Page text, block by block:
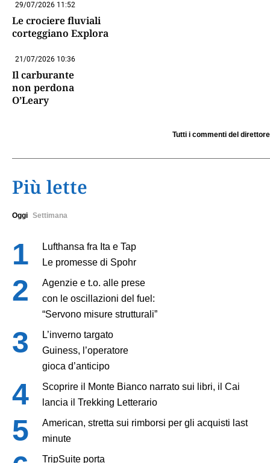
29/07/2026 11:52
Le crociere fluviali
corteggiano Explora
21/07/2026 10:36
Il carburante
non perdona
O’Leary
Tutti i commenti del direttore
Più lette
Oggi Settimana
Lufthansa fra Ita e Tap
Le promesse di Spohr
Agenzie e t.o. alle prese
con le oscillazioni del fuel:
“Servono misure strutturali”
L’inverno targato
Guiness, l’operatore
gioca d’anticipo
Scoprire il Monte Bianco narrato sui libri, il Cai
lancia il Trekking Letterario
American, stretta sui rimborsi per gli acquisti last
minute
TripSuite porta